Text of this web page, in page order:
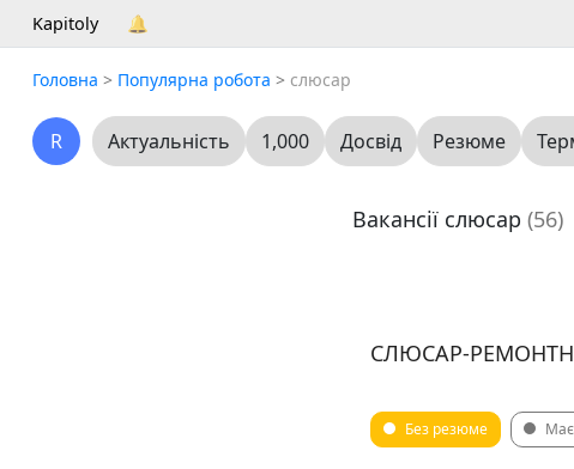
Kapitoly 🔔
Головна > Популярна робота > слюсар
R Актуальність 1,000 Досвід Резюме
Вакансії слюсар (56)
СЛЮСАР-
Без резюме Має